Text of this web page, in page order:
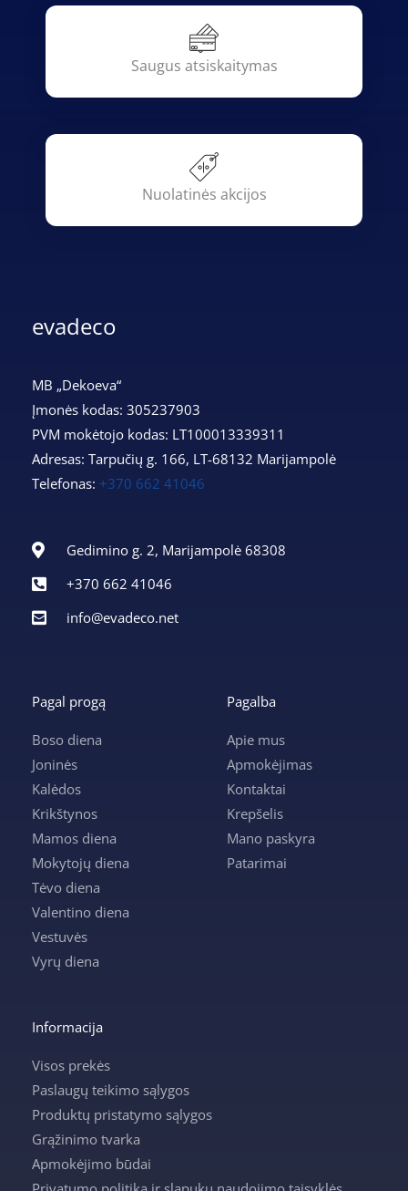
Saugus atsiskaitymas
Nuolatinės akcijos
evadeco
MB „Dekoeva“
Įmonės kodas: 305237903
PVM mokėtojo kodas: LT100013339311
Adresas: Tarpučių g. 166, LT-68132 Marijampolė
Telefonas: +370 662 41046
Gedimino g. 2, Marijampolė 68308
+370 662 41046
info@evadeco.net
Pagal progą
Boso diena
Joninės
Kalėdos
Krikštynos
Mamos diena
Mokytojų diena
Tėvo diena
Valentino diena
Vestuvės
Vyrų diena
Pagalba
Apie mus
Apmokėjimas
Kontaktai
Krepšelis
Mano paskyra
Patarimai
Informacija
Visos prekės
Paslaugų teikimo sąlygos
Produktų pristatymo sąlygos
Grąžinimo tvarka
Apmokėjimo būdai